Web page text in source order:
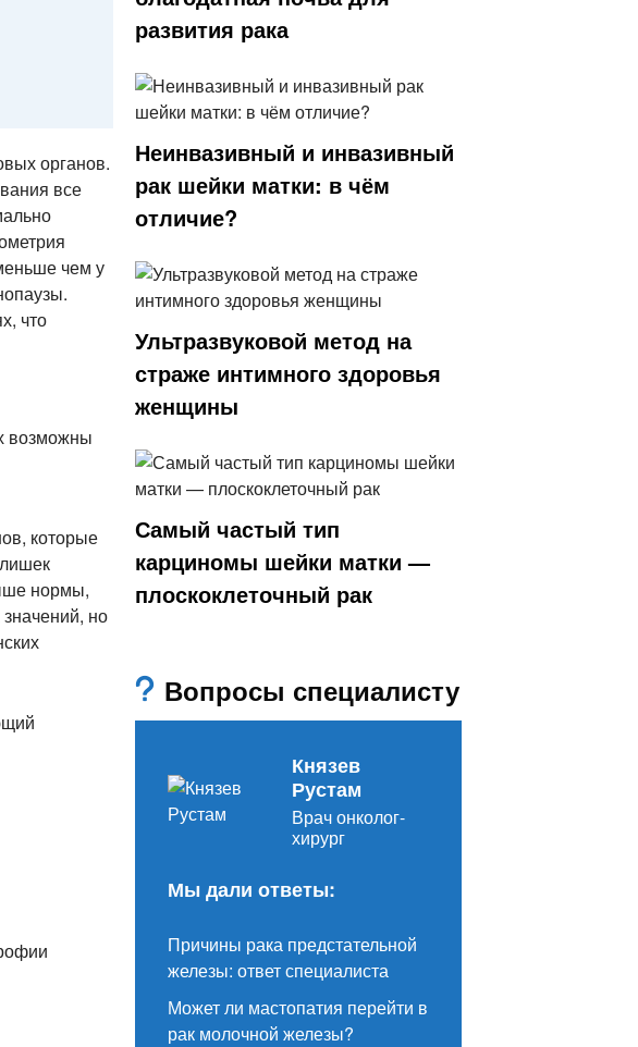
органов.
все
чем у
что
возможны
которые
нормы,
но
развития рака
Неинвазивный и инвазивный
рак шейки матки: в чём
отличие?
Ультразвуковой метод на
страже интимного здоровья
женщины
Самый частый тип
карциномы шейки матки —
плоскоклеточный рак
Вопросы специалисту
Князев
Рустам
Врач онколог-
хирург
Мы дали ответы:
Причины рака предстательной
железы: ответ специалиста
Может ли мастопатия перейти в
рак молочной железы?